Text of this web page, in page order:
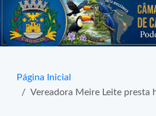
Página Inicial
Vereadora Meire Leite presta